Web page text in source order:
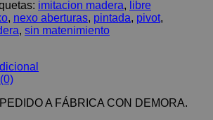
imitacion madera, libre
, nexo aberturas, pintada, pivot,
, sin matenimiento
A FÁBRICA CON DEMORA.